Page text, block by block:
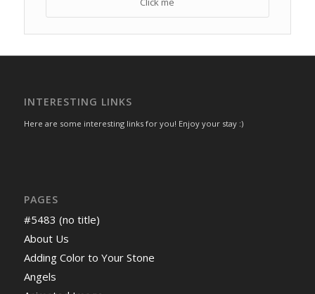
INTERESTING LINKS
Here are some interesting links for you! Enjoy your stay :)
PAGES
#5483 (no title)
About Us
Adding Color to Your Stone
Angels